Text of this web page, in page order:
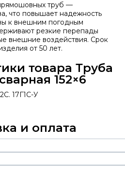
труб —
что повышает надежность
к внешним погодным
резкие перепады
внешние воздействия. Срок
от 50 лет.
товара Труба
152×6
17Г1С-У
и оплата